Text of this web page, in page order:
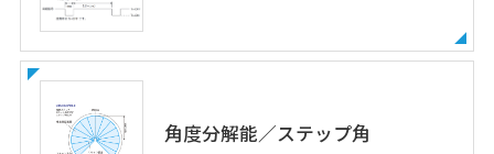
角度分解能／ステップ角